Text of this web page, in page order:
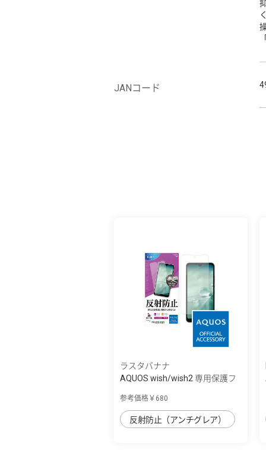
JANコード
ラスタバナナ
AQUOS wish/wish2 専用保護フ
参考価格￥680
反射防止（アンチグレア）